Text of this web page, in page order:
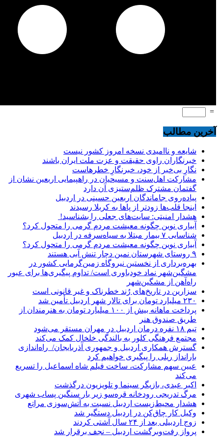
=
آخرین مطالب
شایعه و ناامیدی نسخه امروز کشور نیست
خبرنگاران راوی حقیقت و عزت ملت ایران باشند
نگارِ بی‌خبر از خود، خبرنگارِ خطرهاست
مشارکت اهل‌سنت و مسیحیان در راهپیمایی اربعین نشان از
گفتمان مشترک ظلم‌ستیزی آن دارد
پیاده‌روی جاماندگان اربعین حسینی در اردبیل
اینجا قلب‌ها زودتر از پاها به کربلا رسیدند
هشدار امنیتی: سایت‌های جعلی را بشناسید!
آبیاری نوین چگونه معیشت مردم گرمی را متحول کرد؟
شناسایی ۷ بیمار مبتلا به سیاه‌سرفه در اردبیل
آبیاری نوین چگونه معیشت مردم گرمی را متحول کرد؟
۹ روستای شهرستان نمین دچار تنش آبی هستند
بهره‌برداری از نخستین نیروگاه زمین‌گرمایی کشور در
مشگین‌شهر نماد خودباوری است/ تداوم پیگیری‌ها برای عبور
راه‌آهن از مشگین‌شهر
سزارین در تاریخ‌های رُند خطرناک و غیر قانونی است
۲۳۰ میلیارد تومان برای تالار شهر اردبیل تأمین شد
پرداخت ماهانه بیش از ۱۰۰ میلیارد تومان به هنرمندان از
طریق صندوق هنر
تیم ۱۸ نفره درمان اردبیل در مهران مستقر می‌شود
مجتمع فرهنگی کلور به بالندگی خلخال کمک می‌کند
گسترش همکاری اردبیل و جمهوری آذربایجان/ راه‌اندازی
بارانداز ریلی را پیگیری خواهیم کرد
عیین سهم مشارکت، ساخت فیلم شاه‌ اسماعیل را تسریع
می‌کند
اکبر عبدی، بازیگر سینما و تلویزیون درگذشت
مرگ تدریجی رودخانه قره‌سو زیر بار سنگین پساب شهری
هشدار محیط‌زیست اردبیل نسبت به آتش‌سوزی مراتع
وکیل کار چاق‌کن در اردبیل دستگیر شد
زوج اردبیلی بعد از ۲۴ سال آشتی کردند
پرواز رفت‌وبرگشت اردبیل – نجف برقرار شد